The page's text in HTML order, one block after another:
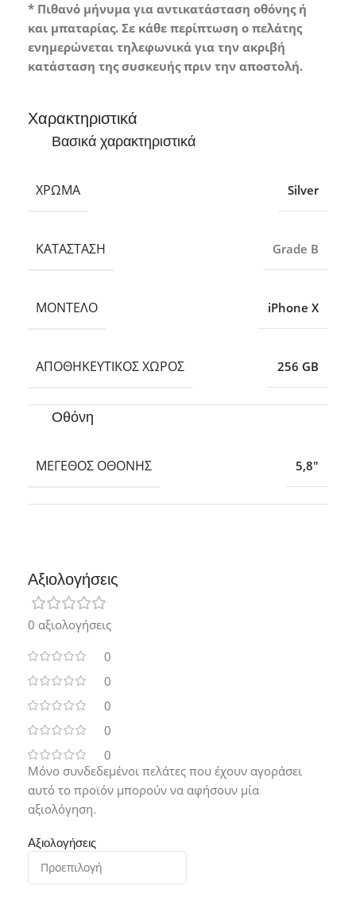
* Πιθανό μήνυμα για αντικατάσταση οθόνης ή
και μπαταρίας. Σε κάθε περίπτωση ο πελάτης
ενημερώνεται τηλεφωνικά για την ακριβή
κατάσταση της συσκευής πριν την αποστολή.
Χαρακτηριστικά
Βασικά χαρακτηριστικά
ΧΡΏΜΑ Silver
ΚΑΤΆΣΤΑΣΗ Grade B
ΜΟΝΤΈΛΟ iPhone X
ΑΠΟΘΗΚΕΥΤΙΚΌΣ ΧΏΡΟΣ 256 GB
Οθόνη
ΜΈΓΕΘΟΣ ΟΘΌΝΗΣ 5,8″
Αξιολογήσεις
0 αξιολογήσεις
0
0
0
0
0
Αξιολογήσεις
Μόνο συνδεδεμένοι πελάτες που έχουν αγοράσει
αυτό το προϊόν μπορούν να αφήσουν μία
αξιολόγηση.